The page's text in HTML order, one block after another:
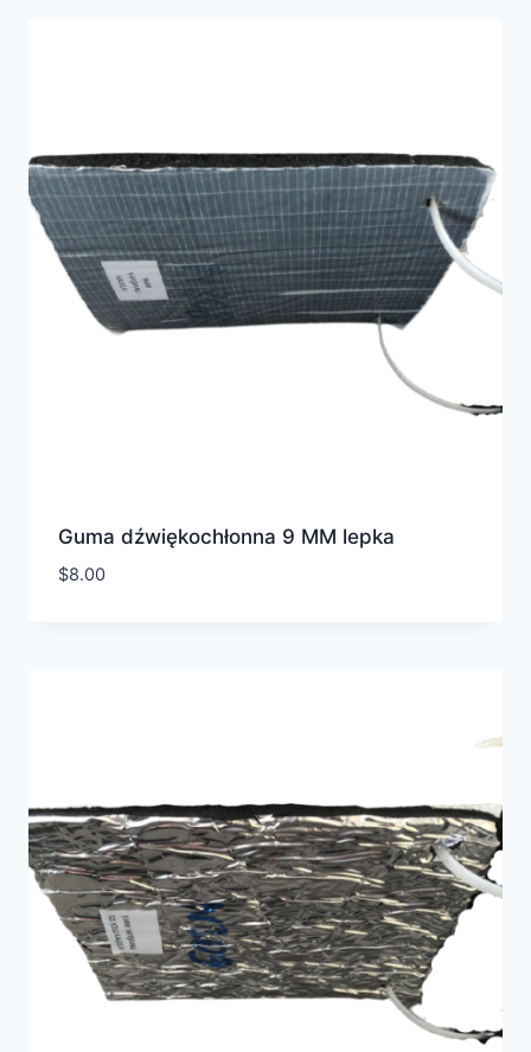
Guma dźwiękochłonna 9 MM lepka
$8.00